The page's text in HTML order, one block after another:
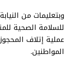
وبتعليمات من
عملية إتلاف
المواطنين.